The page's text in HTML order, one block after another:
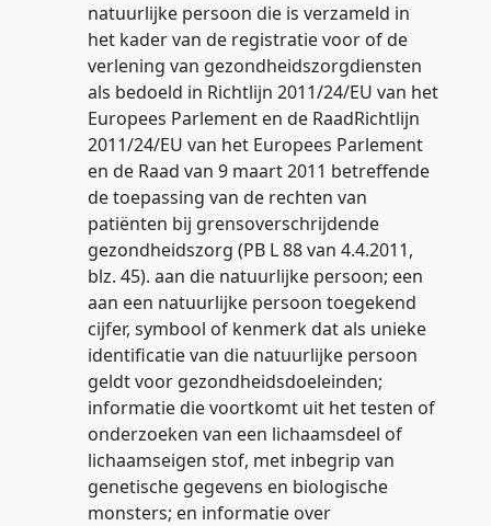
natuurlijke persoon die is verzameld in
het kader van de registratie voor of de
verlening van gezondheidszorgdiensten
als bedoeld in Richtlijn 2011/24/EU van het
Europees Parlement en de RaadRichtlijn
2011/24/EU van het Europees Parlement
en de Raad van 9 maart 2011 betreffende
de toepassing van de rechten van
patiënten bij grensoverschrijdende
gezondheidszorg (PB L 88 van 4.4.2011,
blz. 45). aan die natuurlijke persoon; een
aan een natuurlijke persoon toegekend
cijfer, symbool of kenmerk dat als unieke
identificatie van die natuurlijke persoon
geldt voor gezondheidsdoeleinden;
informatie die voortkomt uit het testen of
onderzoeken van een lichaamsdeel of
lichaamseigen stof, met inbegrip van
genetische gegevens en biologische
monsters; en informatie over